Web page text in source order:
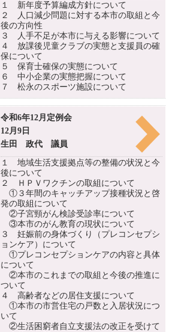
１ 新年度予算編成方針について
２ 人口減少問題に対する本市の取組と今
後の方向性
３ 人手不足が本市に与える影響について
４ 放課後児童クラブの実態と支援員の確
保について
５ 保育士確保の実態について
６ 中小企業の実態把握について
７ 松永のスポーツ施設について
令和6年12月定例会
12月9日
生田 政代 議員
１ 地域生活支援拠点等の整備の状況と今
後について
２ ＨＰＶワクチンの取組について
①３年間のキャッチアップ接種状況と啓
発の取組について
②子宮頸がん検診受診率について
③本市のがん教育の現状について
３ 妊娠前の身体づくり（プレコンセプシ
ョンケア）について
①プレコンセプションケアの内容と具体
について
②本市のこれまでの取組と今後の推進に
ついて
４ 高齢者などの居住支援について
①本市の市営住宅の戸数と入居状況につ
いて
②生活困窮者自立支援法の改正を受けて